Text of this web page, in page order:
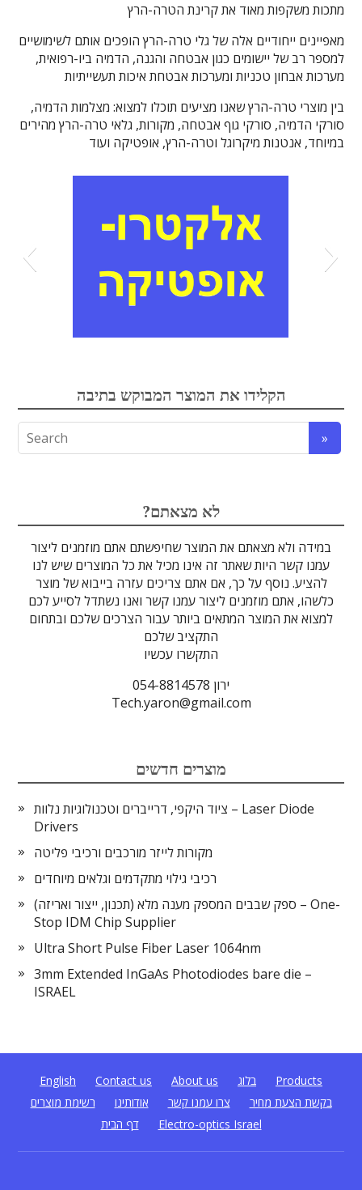
מתכות משקפות מאוד את קרינת הטרה-הרץ
מאפיינים ייחודיים אלה של גלי טרה-הרץ הופכים אותם לשימושיים
למספר רב של יישומים כגון אבטחה והגנה, הדמיה ביו-רפואית,
מערכות אבחון טכניות ומערכות אבטחת איכות תעשייתיות
בין מוצרי טרה-הרץ שאנו מציעים תוכלו למצוא: מצלמות הדמיה,
סורקי הדמיה, סורקי גוף אבטחה, מקורות, גלאי טרה-הרץ מהירים
במיוחד, אנטנות מיקרוגל וטרה-הרץ, אופטיקה ועוד
אופטיקה
אופטומכניקה ובקרת תנועה
סיבים אופטיים
מקורות אור
מוליכי אור
לדים
הדמיה ומצלמות
גלאים וחיישנים
מסננים אופטיים
לייזרים ומוצרי בטיחות לייזר
גבישים
ספקטרוסקופיה
אלקטרוניקה
מיגון קרינה
עדשות
מתקנים לרפואה
טרה-הרץ
מוצרי קוורץ
זכוכיות וציפויים
מוצרים אחרים
הקלידו את המוצר המבוקש בתיבה
?לא מצאתם
במידה ולא מצאתם את המוצר שחיפשתם אתם מוזמנים ליצור
עמנו קשר היות שאתר זה אינו מכיל את כל המוצרים שיש לנו
להציע. נוסף על כך, אם אתם צריכים עזרה בייבוא של מוצר
כלשהו, אתם מוזמנים ליצור עמנו קשר ואנו נשתדל לסייע לכם
למצוא את המוצר המתאים ביותר עבור הצרכים שלכם ובתחום
התקציב שלכם
התקשרו עכשיו
ירון 054-8814578
Tech.yaron@gmail.com
מוצרים חדשים
ציוד היקפי, דרייברים וטכנולוגיות נלוות – Laser Diode
Drivers
מקורות לייזר מורכבים ורכיבי פליטה
רכיבי גילוי מתקדמים וגלאים מיוחדים
ספק שבבים המספק מענה מלא (תכנון, ייצור ואריזה) – One-
Stop IDM Chip Supplier
Ultra Short Pulse Fiber Laser 1064nm
3mm Extended InGaAs Photodiodes bare die –
ISRAEL
English Contact us About us בלוג
Products
רשימת מוצרים
אודותינו צרו עמנו קשר
בקשת הצעת מחיר
דף הבית
Electro-optics Israel